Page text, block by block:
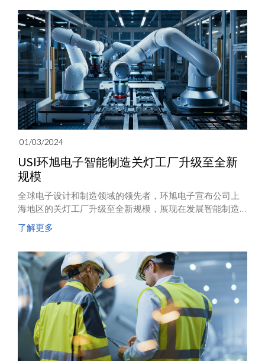
荣获全球最高分，且连续三年入选为S&P Global可持续发
展年鉴成员。
01/03/2024
USI环旭电子智能制造关灯工厂升级至全新
规模
全球电子设计和制造领域的领先者，环旭电子宣布公司上
海地区的关灯工厂升级至全新规模，展现在发展智能制造
能力方面的卓越增长。此次升级提升了供应链效率，并推
动制造业技术的进步，为客户提供先进的智能制造解决方
了解更多